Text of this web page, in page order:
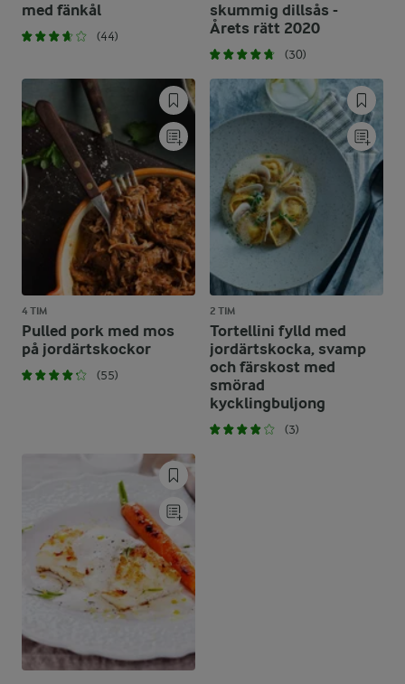
med fänkål
(44)
skummig dillsås -
Årets rätt 2020
(30)
4 TIM
Pulled pork med mos
på jordärtskockor
(55)
2 TIM
Tortellini fylld med
jordärtskocka, svamp
och färskost med
smörad
kycklingbuljong
(3)